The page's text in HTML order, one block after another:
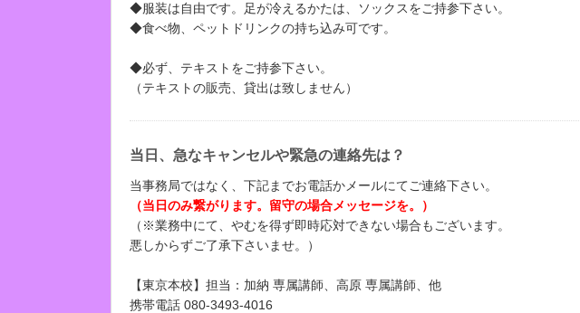
◆服装は自由です。足が冷えるかたは、ソックスをご持参下さい。
◆食べ物、ペットドリンクの持ち込み可です。
◆必ず、テキストをご持参下さい。
（テキストの販売、貸出は致しません）
当日、急なキャンセルや緊急の連絡先は？
当事務局ではなく、下記までお電話かメールにてご連絡下さい。
（当日のみ繋がります。留守の場合メッセージを。）
（※業務中にて、やむを得ず即時応対できない場合もございます。
悪しからずご了承下さいませ。）
【東京本校】担当：加納 専属講師、高原 専属講師、他
携帯電話 080-3493-4016